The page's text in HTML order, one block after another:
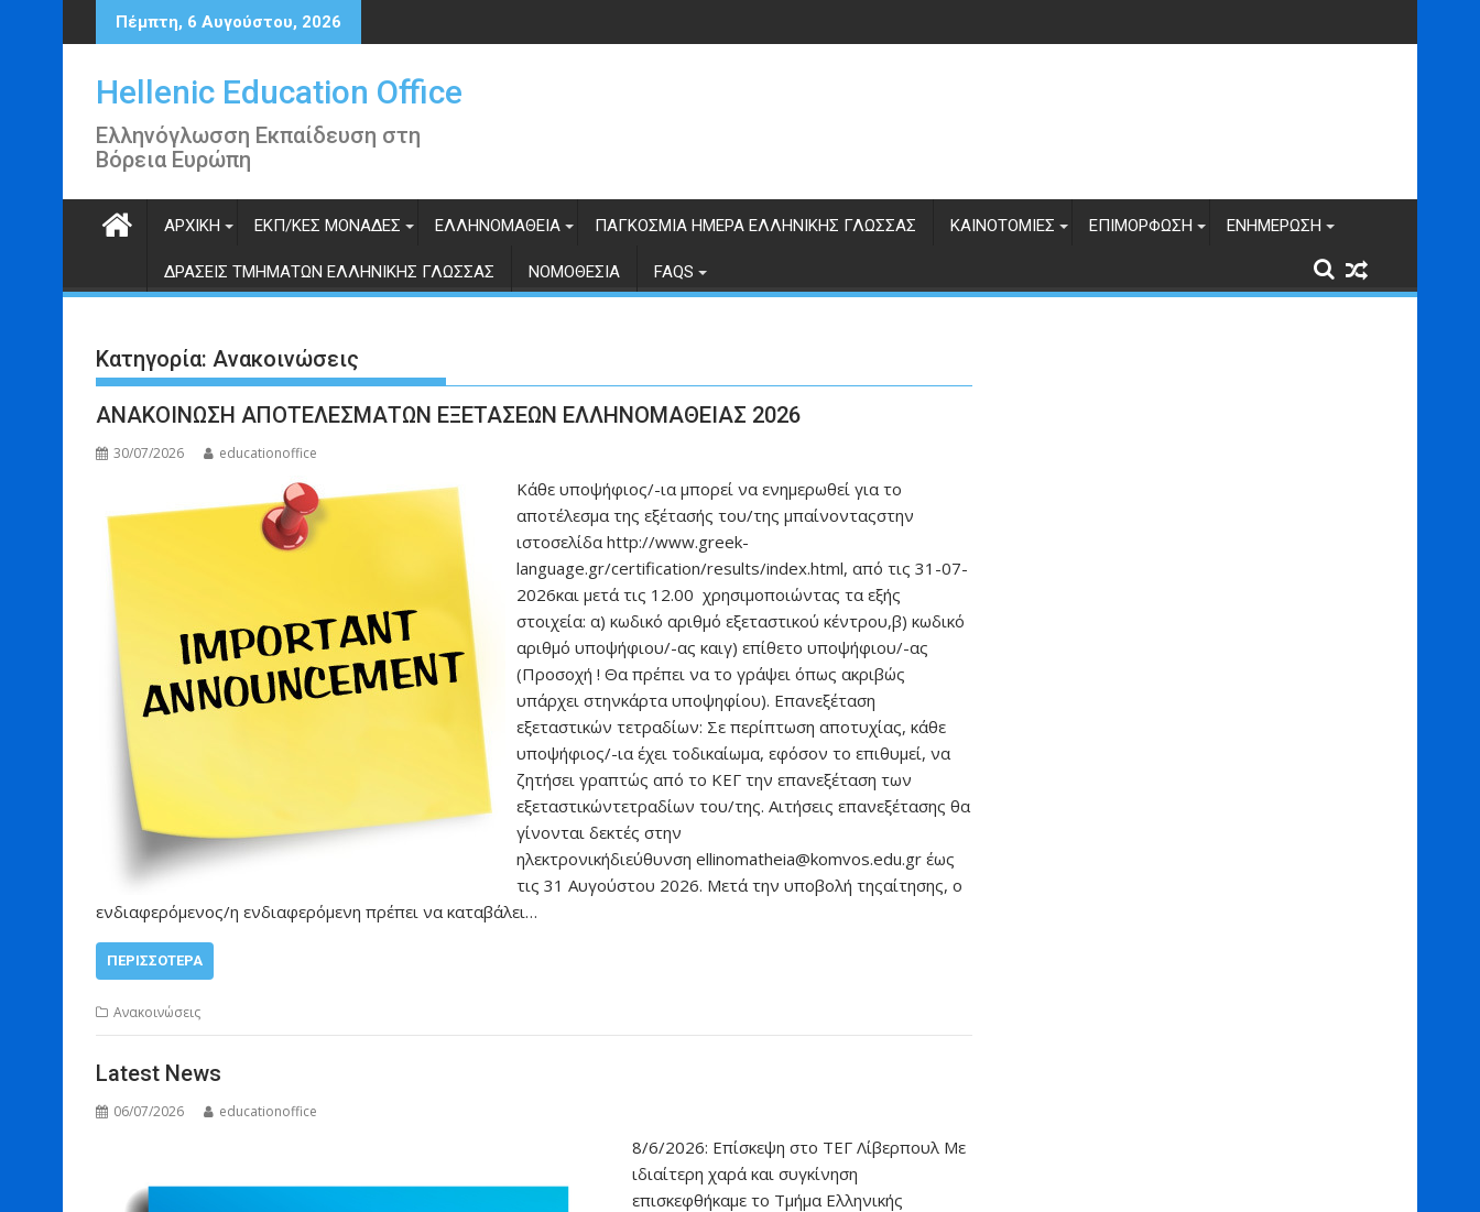
Περάστε
στο
Πέμπτη, 6 Αυγούστου, 2026
Hellenic Education Office
Ελληνόγλωσση Εκπαίδευση στη
Βόρεια Ευρώπη
ΑΡΧΙΚΉ ΕΚΠ/ΚΈΣ ΜΟΝΆΔΕΣ ΕΛΛΗΝΟΜΆΘΕΙΑ ΠΑΓΚΌΣΜΙΑ ΗΜΈΡΑ ΕΛΛΗΝΙΚΉΣ ΓΛΏΣΣΑΣ ΚΑΙΝΟΤΟΜΊΕΣ ΕΠΙΜΌΡΦΩΣΗ ΕΝΗΜΈΡΩΣΗ
ΔΡΆΣΕΙΣ ΤΜΗΜΆΤΩΝ ΕΛΛΗΝΙΚΉΣ ΓΛΏΣΣΑΣ ΝΟΜΟΘΕΣΊΑ FAQS
Κατηγορία: Ανακοινώσεις
ΑΝΑΚΟΙΝΩΣΗ ΑΠΟΤΕΛΕΣΜΑΤΩΝ ΕΞΕΤΑΣΕΩΝ ΕΛΛΗΝΟΜΑΘΕΙΑΣ 2026
30/07/2026 educationoffice
Κάθε υποψήφιος/-ια μπορεί να ενημερωθεί για το
αποτέλεσμα της εξέτασής του/της μπαίνονταςστην
ιστοσελίδα http://www.greek-
language.gr/certification/results/index.html, από τις 31-07-
2026και μετά τις 12.00 χρησιμοποιώντας τα εξής
στοιχεία: α) κωδικό αριθμό εξεταστικού κέντρου,β) κωδικό
αριθμό υποψήφιου/-ας καιγ) επίθετο υποψήφιου/-ας
(Προσοχή ! Θα πρέπει να το γράψει όπως ακριβώς
υπάρχει στηνκάρτα υποψηφίου). Επανεξέταση
εξεταστικών τετραδίων: Σε περίπτωση αποτυχίας, κάθε
υποψήφιος/-ια έχει τοδικαίωμα, εφόσον το επιθυμεί, να
ζητήσει γραπτώς από το ΚΕΓ την επανεξέταση των
εξεταστικώντετραδίων του/της. Αιτήσεις επανεξέτασης θα
γίνονται δεκτές στην
ηλεκτρονικήδιεύθυνση ellinomatheia@komvos.edu.gr έως
τις 31 Αυγούστου 2026. Μετά την υποβολή τηςαίτησης, ο
ενδιαφερόμενος/η ενδιαφερόμενη πρέπει να καταβάλει…
ΠΕΡΙΣΣΌΤΕΡΑ
Ανακοινώσεις
Latest News
06/07/2026 educationoffice
8/6/2026: Επίσκεψη στο ΤΕΓ Λίβερπουλ Με
ιδιαίτερη χαρά και συγκίνηση
επισκεφθήκαμε το Τμήμα Ελληνικής